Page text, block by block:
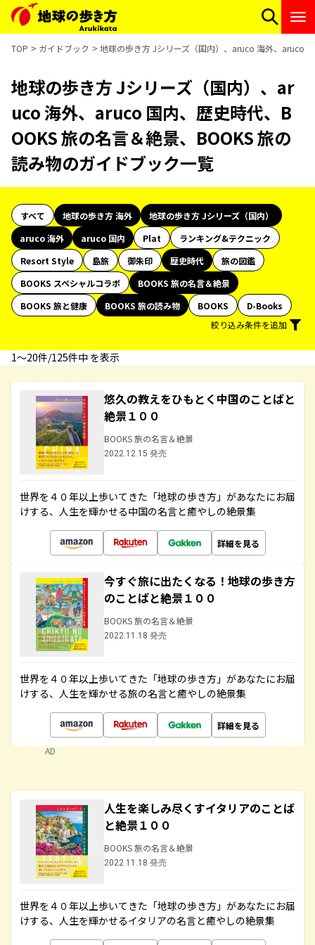
TOP ガイドブック 地球の歩き方 Jシリーズ（国内）、aruco 海外、aruco
地球の歩き方 Jシリーズ（国内）、ar
uco 海外、aruco 国内、歴史時代、B
OOKS 旅の名言＆絶景、BOOKS 旅の
読み物のガイドブック一覧
すべて 地球の歩き方 海外
地球の歩き方 Jシリーズ（国内）
aruco 海外
aruco 国内 Plat
ランキング&テクニック
Resort Style
島旅 御朱印 歴史時代
旅の図鑑
BOOKS スペシャルコラボ
BOOKS 旅の名言＆絶景
BOOKS 旅と健康
BOOKS 旅の読み物 BOOKS
D-Books
絞り込み条件を追加
1〜20件/125件中 を表示
悠久の教えをひもとく中国のことばと
絶景１００
BOOKS 旅の名言＆絶景
2022.12.15 発売
世界を４０年以上歩いてきた「地球の歩き方」があなたにお届
けする、人生を輝かせる中国の名言と癒やしの絶景集
詳細を見る
今すぐ旅に出たくなる！地球の歩き方
のことばと絶景１００
BOOKS 旅の名言＆絶景
2022.11.18 発売
世界を４０年以上歩いてきた「地球の歩き方」があなたにお届
けする、人生を輝かせる旅の名言と癒やしの絶景集
詳細を見る
AD
人生を楽しみ尽くすイタリアのことば
と絶景１００
BOOKS 旅の名言＆絶景
2022.11.18 発売
世界を４０年以上歩いてきた「地球の歩き方」があなたにお届
けする、人生を輝かせるイタリアの名言と癒やしの絶景集